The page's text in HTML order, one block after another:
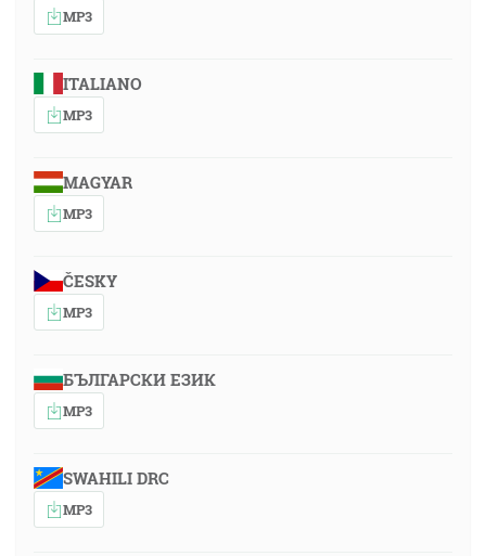
MP3
ITALIANO
MP3
MAGYAR
MP3
ČESKY
MP3
БЪЛГАРСКИ ЕЗИК
MP3
SWAHILI DRC
MP3